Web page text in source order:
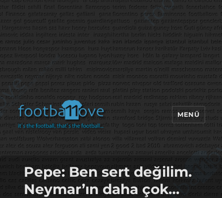
footbaLLove
MENÜ
Pepe: Ben sert değilim.
Neymar’ın daha çok…